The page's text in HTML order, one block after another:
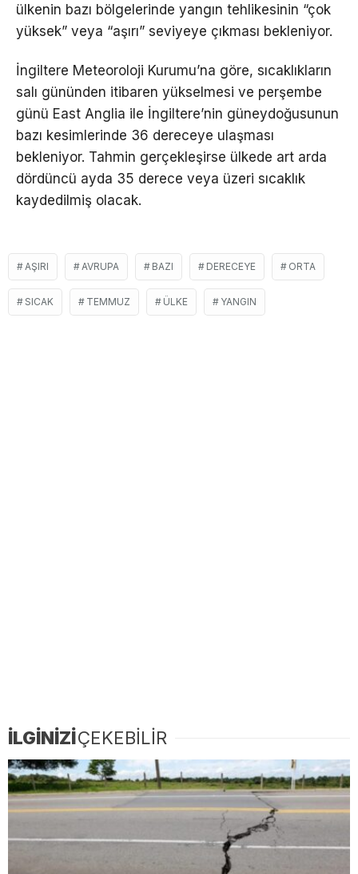
ülkenin bazı bölgelerinde yangın tehlikesinin “çok
yüksek” veya “aşırı” seviyeye çıkması bekleniyor.
İngiltere Meteoroloji Kurumu’na göre, sıcaklıkların
salı gününden itibaren yükselmesi ve perşembe
günü East Anglia ile İngiltere’nin güneydoğusunun
bazı kesimlerinde 36 dereceye ulaşması
bekleniyor. Tahmin gerçekleşirse ülkede art arda
dördüncü ayda 35 derece veya üzeri sıcaklık
kaydedilmiş olacak.
AŞIRI AVRUPA BAZI DERECEYE ORTA
SICAK TEMMUZ ÜLKE YANGIN
İLGİNİZİÇEKEBİLİR